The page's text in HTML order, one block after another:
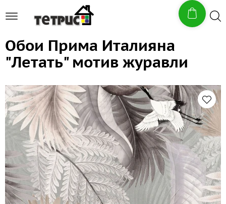
Обои Прима Италияна
"Летать" мотив журавли